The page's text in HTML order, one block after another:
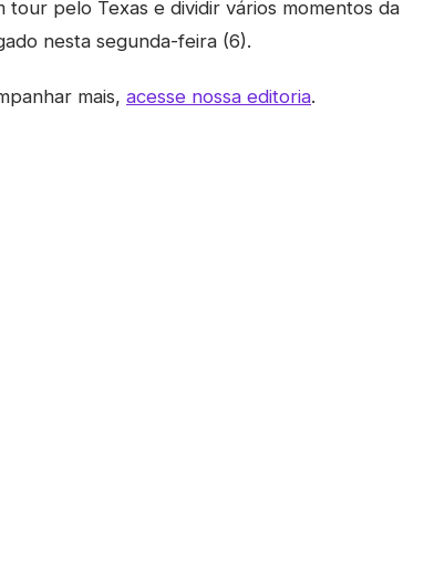
pelo Texas e dividir vários momentos da
nesta segunda-feira (6).
mais, acesse nossa editoria.